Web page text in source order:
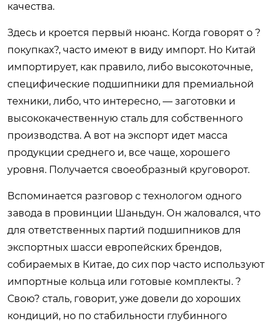
качества.
Здесь и кроется первый нюанс. Когда говорят о ?
покупках?, часто имеют в виду импорт. Но Китай
импортирует, как правило, либо высокоточные,
специфические подшипники для премиальной
техники, либо, что интересно, — заготовки и
высококачественную сталь для собственного
производства. А вот на экспорт идет масса
продукции среднего и, все чаще, хорошего
уровня. Получается своеобразный круговорот.
Вспоминается разговор с технологом одного
завода в провинции Шаньдун. Он жаловался, что
для ответственных партий подшипников для
экспортных шасси европейских брендов,
собираемых в Китае, до сих пор часто используют
импортные кольца или готовые комплекты. ?
Свою? сталь, говорит, уже довели до хороших
кондиций, но по стабильности глубинного